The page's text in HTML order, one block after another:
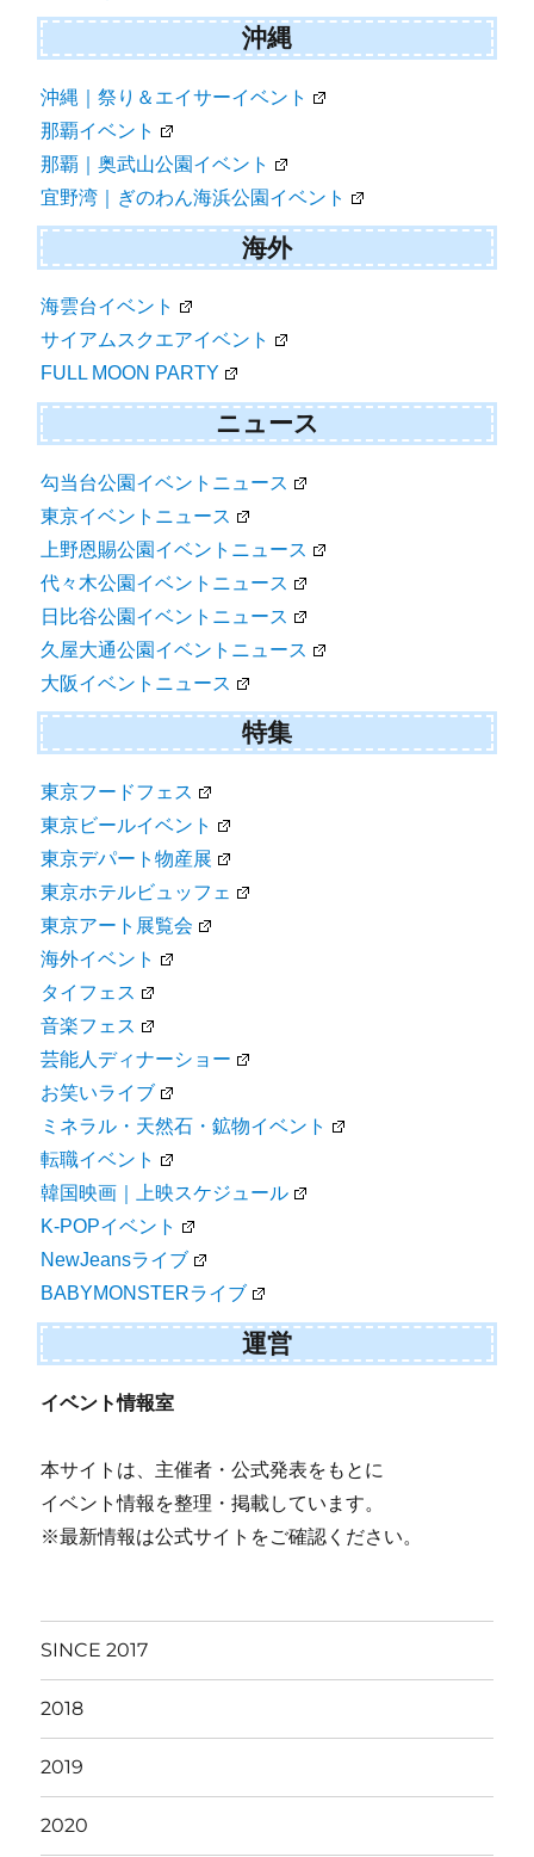
沖縄
沖縄｜祭り＆エイサーイベント
那覇イベント
那覇｜奥武山公園イベント
宜野湾｜ぎのわん海浜公園イベント
海外
海雲台イベント
サイアムスクエアイベント
FULL MOON PARTY
ニュース
勾当台公園イベントニュース
東京イベントニュース
上野恩賜公園イベントニュース
代々木公園イベントニュース
日比谷公園イベントニュース
久屋大通公園イベントニュース
大阪イベントニュース
特集
東京フードフェス
東京ビールイベント
東京デパート物産展
東京ホテルビュッフェ
東京アート展覧会
海外イベント
タイフェス
音楽フェス
芸能人ディナーショー
お笑いライブ
ミネラル・天然石・鉱物イベント
転職イベント
韓国映画｜上映スケジュール
K-POPイベント
NewJeansライブ
BABYMONSTERライブ
運営
イベント情報室
本サイトは、主催者・公式発表をもとに
イベント情報を整理・掲載しています。
※最新情報は公式サイトをご確認ください。
SINCE 2017
2018
2019
2020